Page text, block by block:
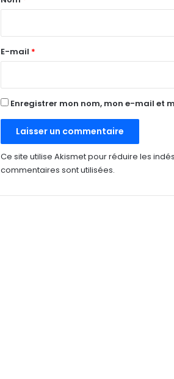
e
E-mail *
Enregistrer mon nom, mon e-mail et
Ce site utilise Akismet pour réduire les
commentaires sont utilisées.